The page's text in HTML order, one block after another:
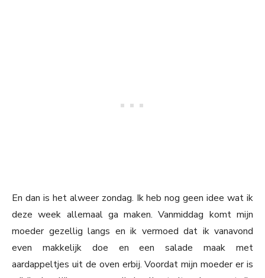
En dan is het alweer zondag. Ik heb nog geen idee wat ik
deze week allemaal ga maken. Vanmiddag komt mijn
moeder gezellig langs en ik vermoed dat ik vanavond
even makkelijk doe en een salade maak met
aardappeltjes uit de oven erbij. Voordat mijn moeder er is